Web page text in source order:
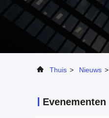
Thuis > Nieuws >
Evenementen